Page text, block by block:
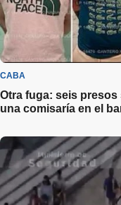
CABA
Otra fuga: seis
una comisaría en el